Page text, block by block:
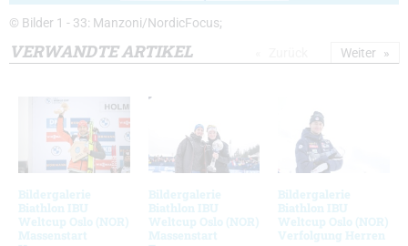
© Bilder 1 - 33: Manzoni/NordicFocus;
VERWANDTE ARTIKEL
Bildergalerie
Biathlon IBU
Weltcup Oslo (NOR)
Massenstart
Bildergalerie
Biathlon IBU
Weltcup Oslo (NOR)
Massenstart
Bildergalerie
Biathlon IBU
Weltcup Oslo (NOR)
Verfolgung Herren
Weiter